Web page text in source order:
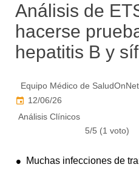
Análisis de
hacerse
hepatitis B y
Equipo Médico de SaludOnNet
12/06/26
Análisis Clínicos
5/5 (1 voto)
Muchas infecciones de